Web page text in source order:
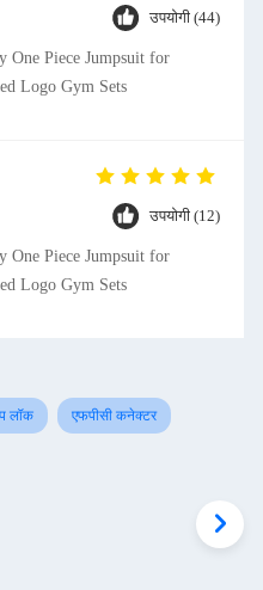
उपयोगी (44)
One Piece Jumpsuit for
Logo Gym Sets
उपयोगी (12)
One Piece Jumpsuit for
Logo Gym Sets
लॉक एफपीसी कनेक्टर